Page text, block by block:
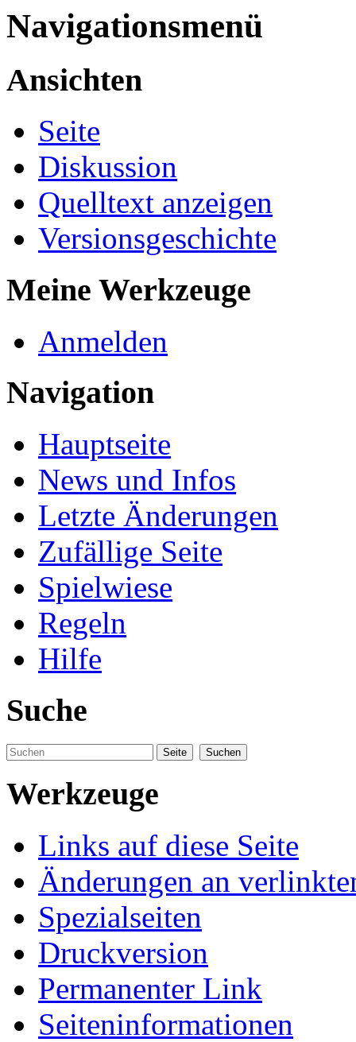
Navigationsmenü
Ansichten
Seite
Diskussion
Quelltext anzeigen
Versionsgeschichte
Meine Werkzeuge
Anmelden
Navigation
Hauptseite
News und Infos
Letzte Änderungen
Zufällige Seite
Spielwiese
Regeln
Hilfe
Suche
Werkzeuge
Links auf diese Seite
Änderungen an
Spezialseiten
Druckversion
Permanenter Link
Seiteninformationen